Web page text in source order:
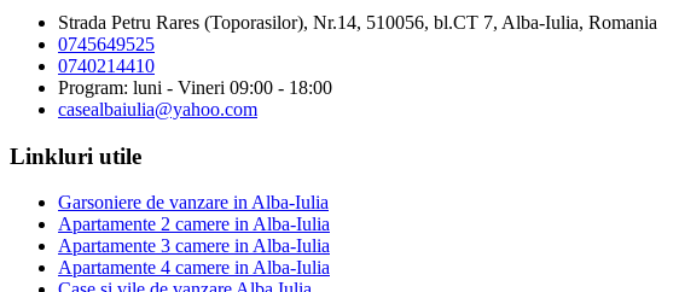
Strada Petru Rares (Toporasilor), Nr.14, 510056, bl.CT 7, Alba-Iulia, Romania
0745649525
0740214410
Program: luni - Vineri 09:00 - 18:00
casealbaiulia@yahoo.com
Linkluri utile
Garsoniere de vanzare in Alba-Iulia
Apartamente 2 camere in Alba-Iulia
Apartamente 3 camere in Alba-Iulia
Apartamente 4 camere in Alba-Iulia